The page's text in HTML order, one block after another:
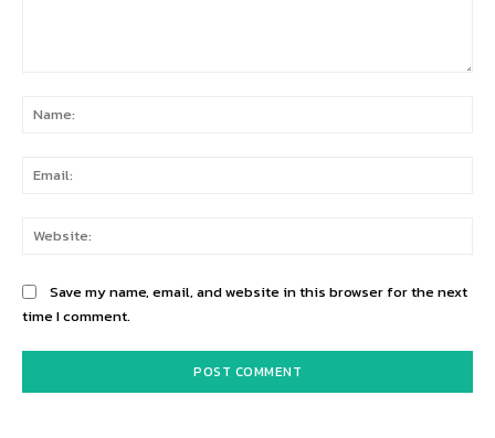
Save my name, email, and website in this browser for the next
time I comment.